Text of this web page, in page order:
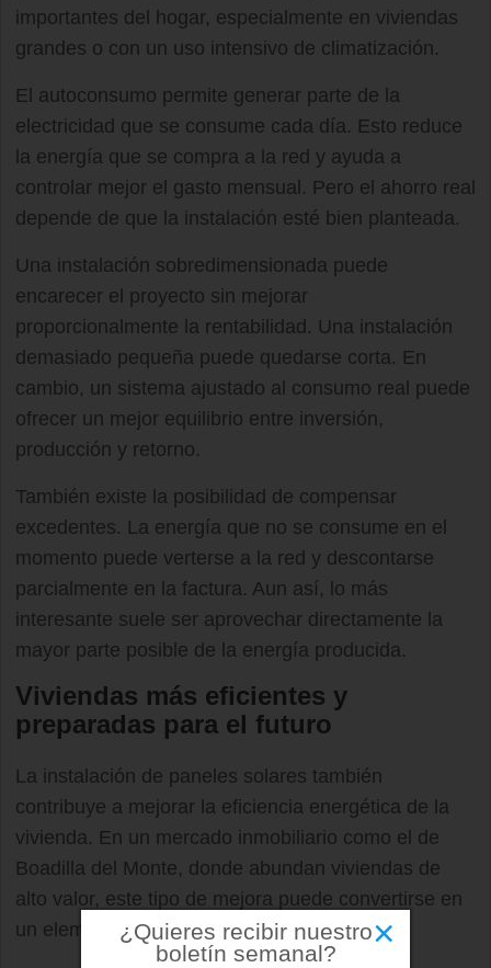
importantes del hogar, especialmente en viviendas
grandes o con un uso intensivo de climatización.
El autoconsumo permite generar parte de la
electricidad que se consume cada día. Esto reduce
la energía que se compra a la red y ayuda a
controlar mejor el gasto mensual. Pero el ahorro real
depende de que la instalación esté bien planteada.
Una instalación sobredimensionada puede
encarecer el proyecto sin mejorar
proporcionalmente la rentabilidad. Una instalación
demasiado pequeña puede quedarse corta. En
cambio, un sistema ajustado al consumo real puede
ofrecer un mejor equilibrio entre inversión,
producción y retorno.
También existe la posibilidad de compensar
excedentes. La energía que no se consume en el
momento puede verterse a la red y descontarse
parcialmente en la factura. Aun así, lo más
interesante suele ser aprovechar directamente la
mayor parte posible de la energía producida.
Viviendas más eficientes y
preparadas para el futuro
La instalación de paneles solares también
contribuye a mejorar la eficiencia energética de la
vivienda. En un mercado inmobiliario como el de
Boadilla del Monte, donde abundan viviendas de
alto valor, este tipo de mejora puede convertirse en
un elemento diferenciador.
×
¿Quieres recibir nuestro
boletín semanal?